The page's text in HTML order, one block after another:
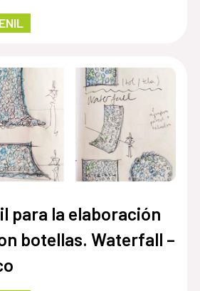
para la elaboración
botellas. Waterfall –